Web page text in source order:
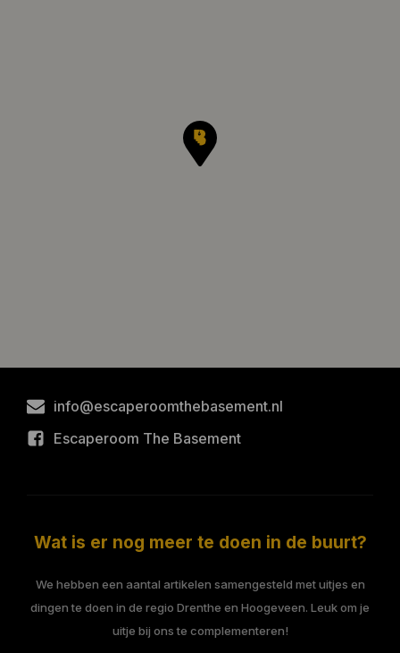
info@escaperoomthebasement.nl
Escaperoom The Basement
Wat is er nog meer te doen in de buurt?
We hebben een aantal artikelen samengesteld met uitjes en
dingen te doen in de regio Drenthe en Hoogeveen. Leuk om je
uitje bij ons te complementeren!